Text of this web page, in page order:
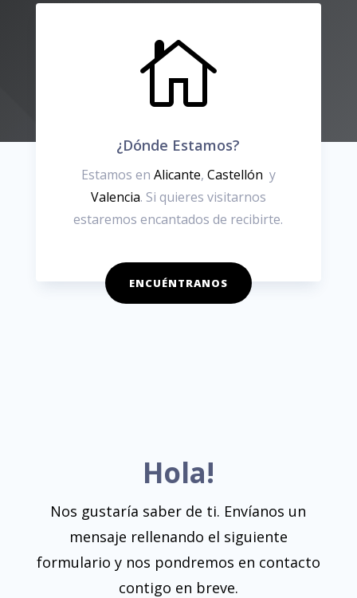

¿Dónde Estamos?
Estamos en Alicante, Castellón y
Valencia. Si quieres visitarnos
estaremos encantados de recibirte.
ENCUÉNTRANOS
Hola!
Nos gustaría saber de ti. Envíanos un
mensaje rellenando el siguiente
formulario y nos pondremos en contacto
contigo en breve.